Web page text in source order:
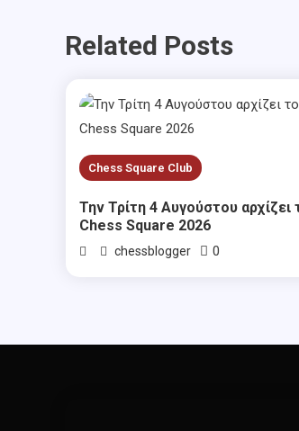
Related Posts
Chess Square Club
Την Τρίτη 4 Αυγούστου αρχίζει
Chess Square 2026
chessblogger 0